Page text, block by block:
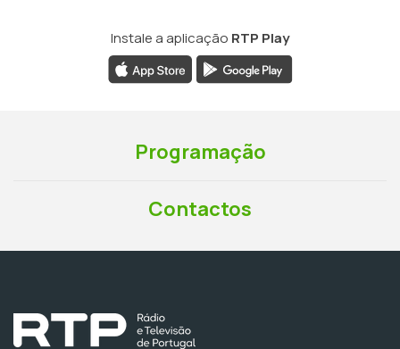
Instale a aplicação RTP Play
Programação
Contactos